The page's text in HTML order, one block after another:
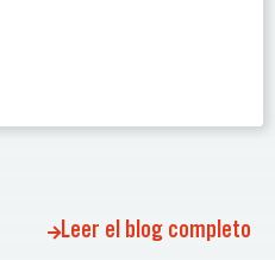
Leer el blog completo